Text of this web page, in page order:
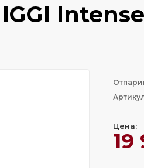
Цена:
19